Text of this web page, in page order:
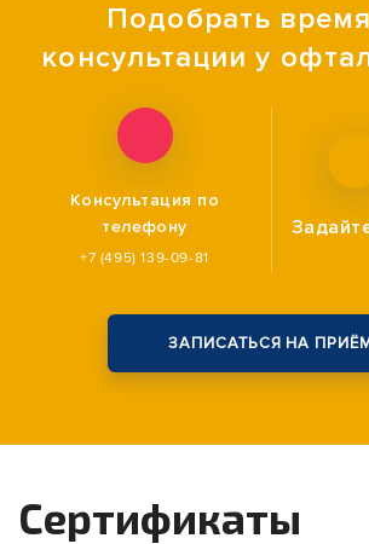
Подобрать
консультации у
Консультация по
телефону
+7 (495) 139-09-81
ЗАПИСАТЬСЯ НА
Сертификаты